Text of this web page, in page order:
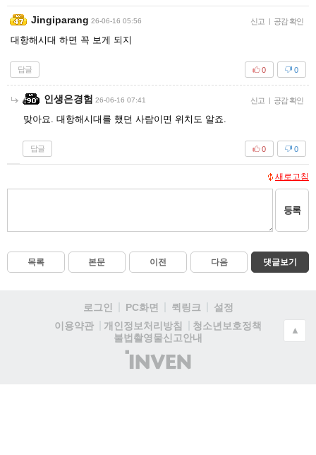
Jingiparang 26-06-16 05:56 신고 | 공감 확인
대항해시대 하면 꼭 보게 되지
답글 0
0
인생은경험 26-06-16 07:41 신고 | 공감 확인
맞아요. 대항해시대를 했던 사람이면 위치도 알죠.
답글 0
0
새로고침
등록
목록 본문 이전 다음 댓글보기
로그인 PC화면 퀵링크
설정
이용약관
개인정보처리방침
청소년보호정책
불법촬영물신고안내
(주)
인
▲